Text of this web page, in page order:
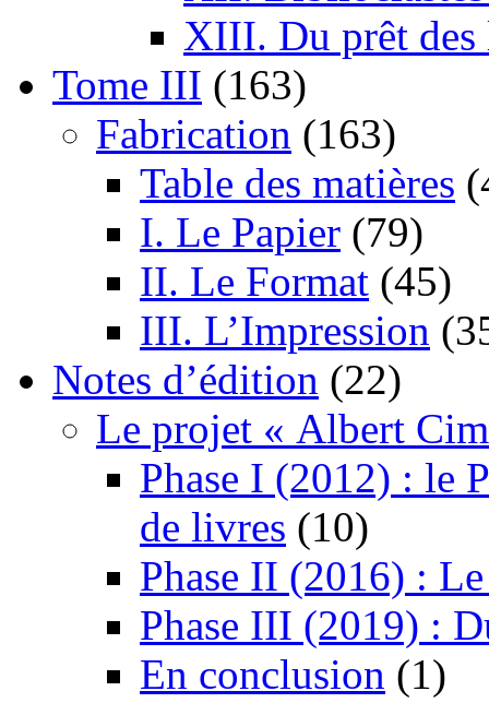
XIII. Du prêt des
Tome III (163)
Fabrication (163)
Table des matières
I. Le Papier (79)
II. Le Format (45)
III. L’Impression
Notes d’édition (22)
Le projet « Albert
Phase I (2012) : le
de livres (10)
Phase II (2016) :
Phase III (2019) :
En conclusion (1)